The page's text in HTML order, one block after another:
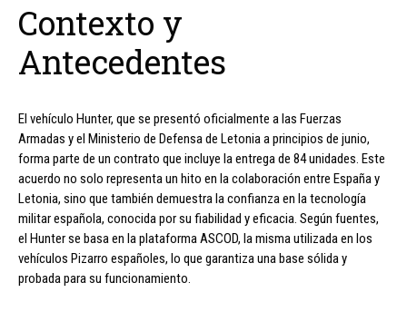
Contexto y
Antecedentes
El vehículo Hunter, que se presentó oficialmente a las Fuerzas
Armadas y el Ministerio de Defensa de Letonia a principios de junio,
forma parte de un contrato que incluye la entrega de 84 unidades. Este
acuerdo no solo representa un hito en la colaboración entre España y
Letonia, sino que también demuestra la confianza en la tecnología
militar española, conocida por su fiabilidad y eficacia. Según fuentes,
el Hunter se basa en la plataforma ASCOD, la misma utilizada en los
vehículos Pizarro españoles, lo que garantiza una base sólida y
probada para su funcionamiento.